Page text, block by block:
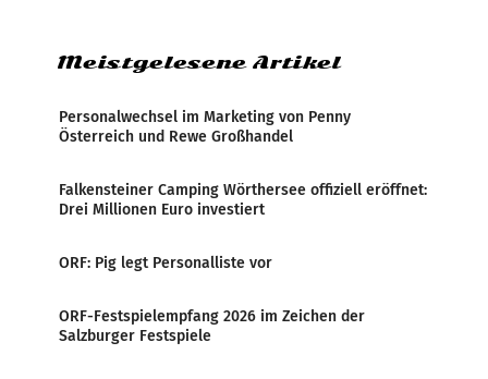
Meistgelesene Artikel
Personalwechsel im Marketing von Penny
Österreich und Rewe Großhandel
Falkensteiner Camping Wörthersee offiziell eröffnet:
Drei Millionen Euro investiert
ORF: Pig legt Personalliste vor
ORF-Festspielempfang 2026 im Zeichen der
Salzburger Festspiele